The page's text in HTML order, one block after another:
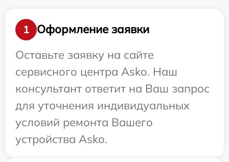
1
Оформление заявки
Оставьте заявку на сайте
сервисного центра Asko. Наш
консультант ответит на Ваш запрос
для уточнения индивидуальных
условий ремонта Вашего
устройства Asko.